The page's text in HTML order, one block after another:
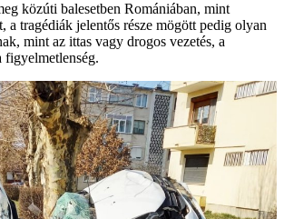
közúti balesetben Romániában, mint
a tragédiák jelentős része mögött pedig olyan
mint az ittas vagy drogos vezetés, a
figyelmetlenség.